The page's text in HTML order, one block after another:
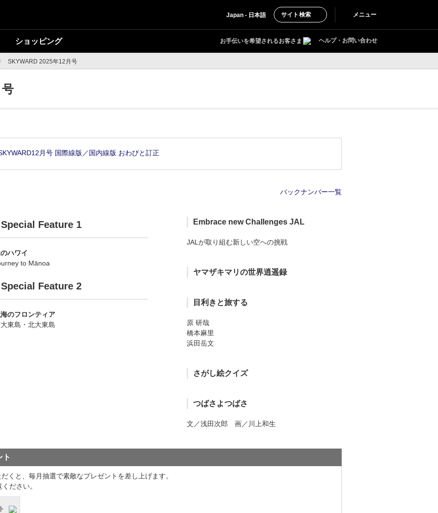
Japan - 日本語 サイト検索 メニュー
ショッピング お手伝いを希望されるお客さま ヘルプ・お問い合わせ
SKYWARD 2025年12月号
月号 国際線版／国内線版 おわびと訂正
バックナンバー一覧
Special Feature 1
ハワイ
to Mānoa
Special Feature 2
のフロンティア
東島・北大東島
Embrace new Challenges JAL
JALが取り組む新しい空への挑戦
ヤマザキマリの世界逍遥録
目利きと旅する
原 研哉
橋本麻里
浜田岳文
さがし絵クイズ
つばさよつばさ
文／浅田次郎 画／川上和生
ト
くと、毎月抽選で素敵なプレゼントを差し上げます。
ださい。